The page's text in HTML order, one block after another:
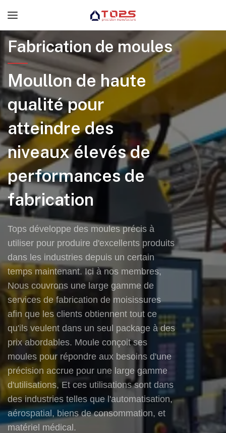
Fabrication de moules
Moullon de haute
qualité pour
atteindre des
niveaux élevés de
performances de
fabrication
Tops développe des moules précis à
utiliser pour produire d'excellents produits
dans les industries depuis un certain
temps maintenant. Ici à nos membres,
Nous couvrons une large gamme de
services de fabrication de moisissures
afin que les clients obtiennent tout ce
qu'ils veulent dans un seul package à des
prix abordables. Moule conçoit ses
moules pour répondre aux besoins d'une
précision accrue pour une large gamme
d'utilisations, Et ces utilisations sont dans
des industries telles que l'automatisation,
aérospatial, biens de consommation, et
matériel médical.